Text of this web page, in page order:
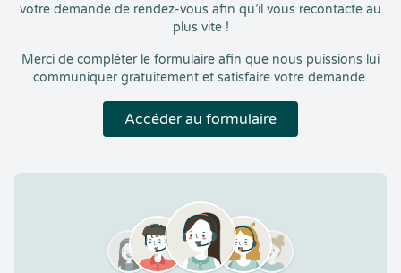
votre demande de rendez-vous afin qu’il vous recontacte au
plus vite !
Merci de compléter le formulaire afin que nous puissions lui
communiquer gratuitement et satisfaire votre demande.
Accéder au formulaire